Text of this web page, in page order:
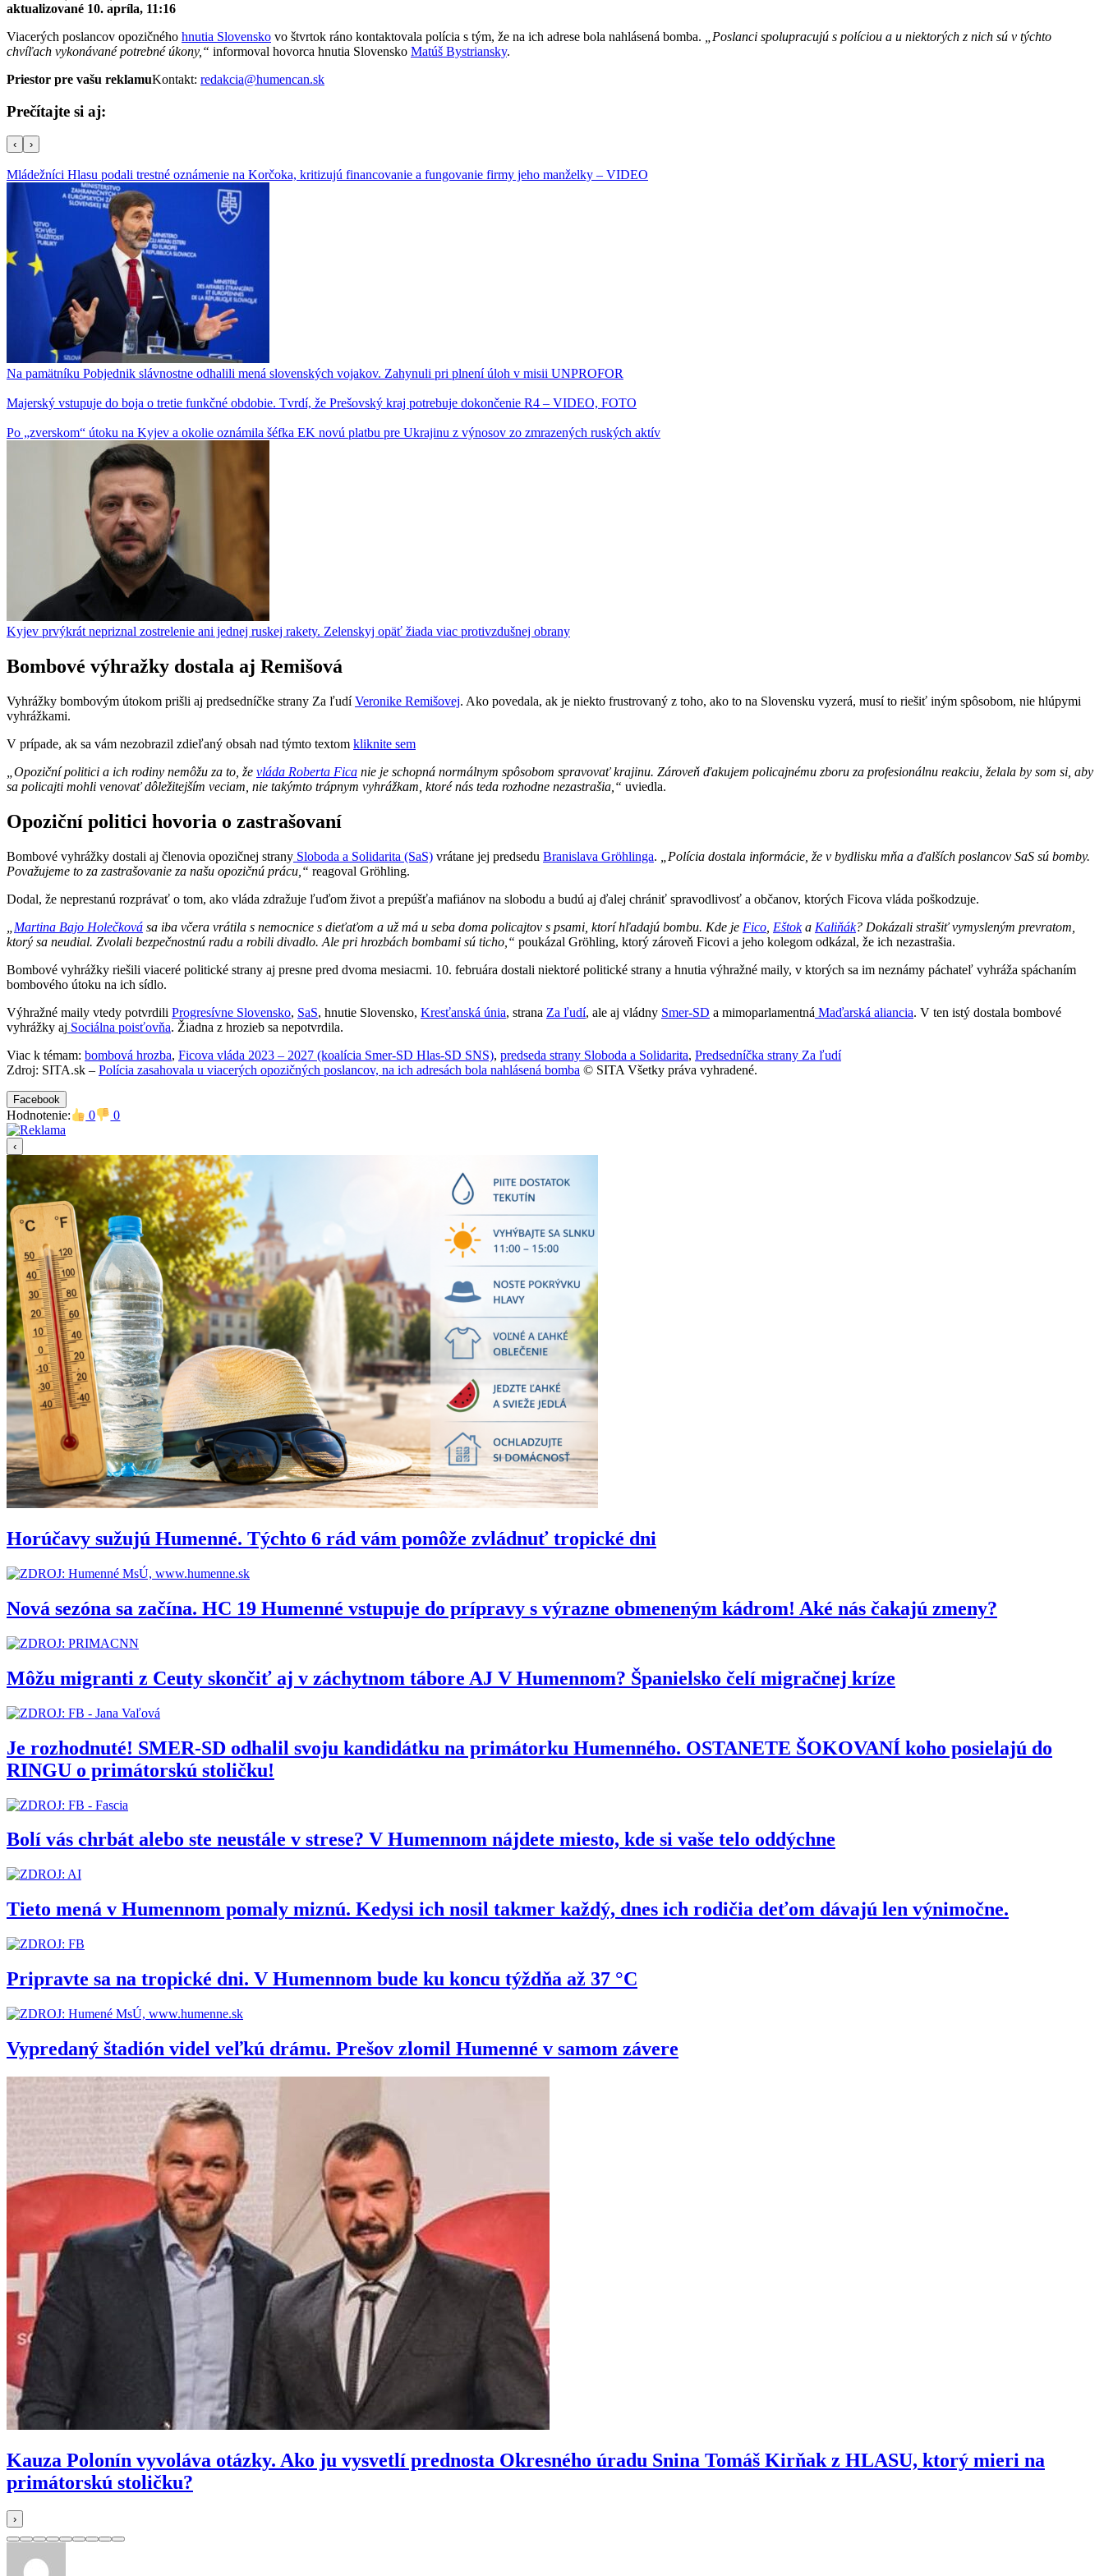
aktualizované 10. apríla, 11:16
Viacerých poslancov opozičného hnutia Slovensko vo štvrtok ráno kontaktovala polícia s tým, že na ich adrese bola nahlásená bomba.
„Poslanci spolupracujú s políciou a u niektorých z nich sú v týchto
chvíľach vykonávané potrebné úkony,“ informoval hovorca hnutia Slovensko Matúš Bystriansky.
Priestor pre vašu reklamuKontakt: redakcia@humencan.sk
Prečítajte si aj:
‹ ›
Mládežníci Hlasu podali trestné oznámenie na Korčoka, kritizujú financovanie a fungovanie firmy jeho manželky – VIDEO
Na pamätníku Pobjednik slávnostne odhalili mená slovenských vojakov. Zahynuli pri plnení úloh v misii UNPROFOR
Majerský vstupuje do boja o tretie funkčné obdobie. Tvrdí, že Prešovský kraj potrebuje dokončenie R4 – VIDEO, FOTO
Po „zverskom“ útoku na Kyjev a okolie oznámila šéfka EK novú platbu pre Ukrajinu z výnosov zo zmrazených ruských aktív
Kyjev prvýkrát nepriznal zostrelenie ani jednej ruskej rakety. Zelenskyj opäť žiada viac protivzdušnej obrany
Bombové výhražky dostala aj Remišová
Vyhrážky bombovým útokom prišli aj predsedníčke strany Za ľudíVeronike Remišovej. Ako povedala, ak je niekto frustrovaný z toho, ako to na Slovensku vyzerá, musí to riešiť iným spôsobom, nie hlúpymi
vyhrážkami.
V prípade, ak sa vám nezobrazil zdieľaný obsah nad týmto textom kliknite sem
„Opoziční politici a ich rodiny nemôžu za to, že vláda Roberta Fica nie je schopná normálnym spôsobom spravovať krajinu. Zároveň ďakujem policajnému zboru za profesionálnu reakciu, želala by som si, aby
sa policajti mohli venovať dôležitejším veciam, nie takýmto trápnym vyhrážkam, ktoré nás teda rozhodne nezastrašia,“ uviedla.
Opoziční politici hovoria o zastrašovaní
Bombové vyhrážky dostali aj členovia opozičnej strany Sloboda a Solidarita (SaS) vrátane jej predsedu Branislava Gröhlinga.
„Polícia dostala informácie, že v bydlisku mňa a ďalších poslancov SaS sú bomby.
Považujeme to za zastrašovanie za našu opozičnú prácu,“ reagoval Gröhling.
Dodal, že neprestanú rozprávať o tom, ako vláda zdražuje ľuďom život a prepúšťa mafiánov na slobodu a budú aj ďalej chrániť spravodlivosť a občanov, ktorých Ficova vláda poškodzuje.
Martina Bajo Holečková sa iba včera vrátila s nemocnice s dieťaťom a už má u seba doma policajtov s psami, ktorí hľadajú bombu. Kde je Fico Eštoka Kaliňák? Dokázali strašiť vymysleným prevratom,
ktorý sa neudial. Zvolali bezpečnostnú radu a robili divadlo. Ale pri hrozbách bombami sú ticho,“ poukázal Gröhling, ktorý zároveň Ficovi a jeho kolegom odkázal, že ich nezastrašia.
Bombové vyhrážky riešili viaceré politické strany aj presne pred dvoma mesiacmi. 10. februára dostali niektoré politické strany a hnutia výhražné maily, v ktorých sa im neznámy páchateľ vyhráža spáchaním
bombového útoku na ich sídlo.
Výhražné maily vtedy potvrdili Progresívne Slovensko, SaS, hnutie Slovensko, Kresťanská únia, strana Za ľudí, ale aj vládny Smer-SD a mimoparlamentná Maďarská aliancia. V ten istý dostala bombové
vyhrážky aj Sociálna poisťovňa. Žiadna z hrozieb sa nepotvrdila.
Viac k témam: bombová hrozba, Ficova vláda 2023 – 2027 (koalícia Smer-SD Hlas-SD SNS), predseda strany Sloboda a Solidarita, Predsedníčka strany Za ľudí
Zdroj: SITA.sk – Polícia zasahovala u viacerých opozičných poslancov, na ich adresách bola nahlásená bomba © SITA Všetky práva vyhradené.
Facebook
Hodnotenie: 0 0
‹
Horúčavy sužujú Humenné. Týchto 6 rád vám pomôže zvládnuť tropické dni
Nová sezóna sa začína. HC 19 Humenné vstupuje do prípravy s výrazne obmeneným kádrom! Aké nás čakajú zmeny?
Môžu migranti z Ceuty skončiť aj v záchytnom tábore AJ V Humennom? Španielsko čelí migračnej kríze
Je rozhodnuté! SMER-SD odhalil svoju kandidátku na primátorku Humenného. OSTANETE ŠOKOVANÍ koho posielajú do
RINGU o primátorskú stoličku!
Bolí vás chrbát alebo ste neustále v strese? V Humennom nájdete miesto, kde si vaše telo oddýchne
Tieto mená v Humennom pomaly miznú. Kedysi ich nosil takmer každý, dnes ich rodičia deťom dávajú len výnimočne.
Pripravte sa na tropické dni. V Humennom bude ku koncu týždňa až 37 °C
Vypredaný štadión videl veľkú drámu. Prešov zlomil Humenné v samom závere
Kauza Polonín vyvoláva otázky. Ako ju vysvetlí prednosta Okresného úradu Snina Tomáš Kirňak z HLASU, ktorý mieri na
primátorskú stoličku?
›